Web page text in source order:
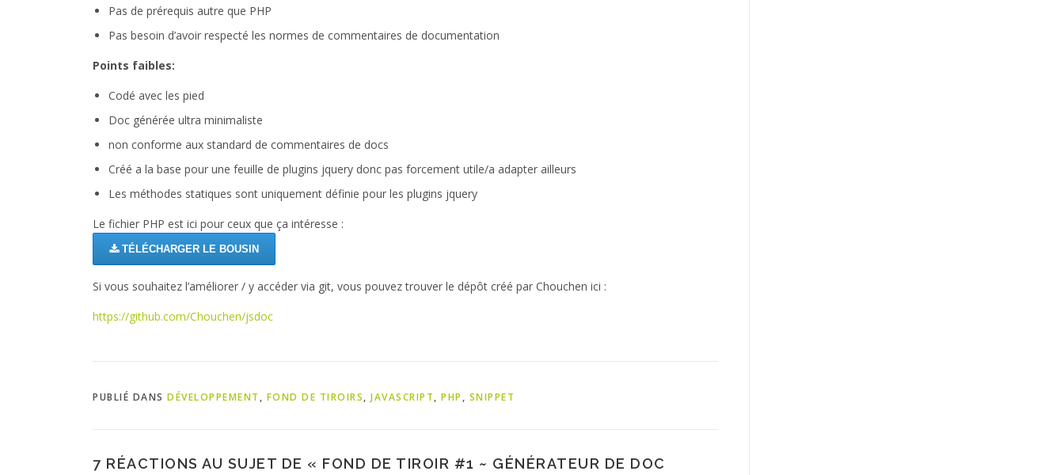
Pas de prérequis autre que PHP
Pas besoin d’avoir respecté les normes de commentaires de documentation
Points faibles:
Codé avec les pied
Doc générée ultra minimaliste
non conforme aux standard de commentaires de docs
Créé a la base pour une feuille de plugins jquery donc pas forcement utile/a adapter ailleurs
Les méthodes statiques sont uniquement définie pour les plugins jquery
Le fichier PHP est ici pour ceux que ça intéresse :
TÉLÉCHARGER LE BOUSIN
Si vous souhaitez l’améliorer / y accéder via git, vous pouvez trouver le dépôt créé par Chouchen ici :
https://github.com/Chouchen/jsdoc
PUBLIÉ DANS DÉVELOPPEMENT , FOND DE TIROIRS, JAVASCRIPT, PHP , SNIPPET
7 RÉACTIONS AU SUJET DE « FOND DE TIROIR #1 ~ GÉNÉRATEUR DE DOC